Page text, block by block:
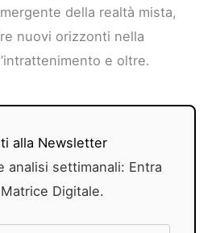
della realtà mista,
nuovi orizzonti nella
e oltre.
alla Newsletter
analisi settimanali: Entra
Digitale.